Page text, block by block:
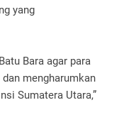
yang
Bara agar para
mengharumkan
Sumatera Utara,”